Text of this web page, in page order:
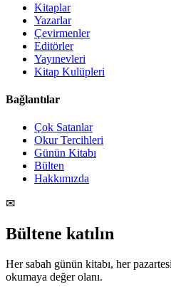
Kitaplar
Yazarlar
Çevirmenler
Editörler
Yayınevleri
Kitap Kulüpleri
Bağlantılar
Çok Satanlar
Okur Tercihleri
Günün Kitabı
Bülten
Hakkımızda
✉
Bültene katılın
Her sabah günün kitabı, her
okumaya değer olanı.